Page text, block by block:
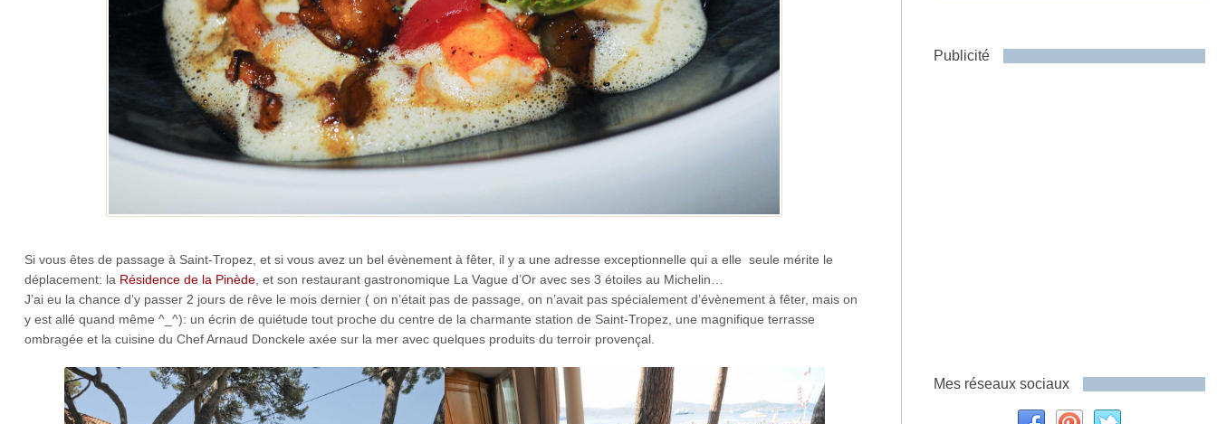
Si vous êtes de passage à Saint-Tropez, et si vous avez un bel évènement à fêter, il y a une adresse exceptionnelle qui a elle seule mérite le
déplacement: la Résidence de la Pinède, et son restaurant gastronomique La Vague d’Or avec ses 3 étoiles au Michelin…
J’ai eu la chance d’y passer 2 jours de rêve le mois dernier ( on n’était pas de passage, on n’avait pas spécialement d’évènement à fêter, mais on
y est allé quand même ^_^): un écrin de quiétude tout proche du centre de la charmante station de Saint-Tropez, une magnifique terrasse
ombragée et la cuisine du Chef Arnaud Donckele axée sur la mer avec quelques produits du terroir provençal.
Publicité
Mes réseaux sociaux